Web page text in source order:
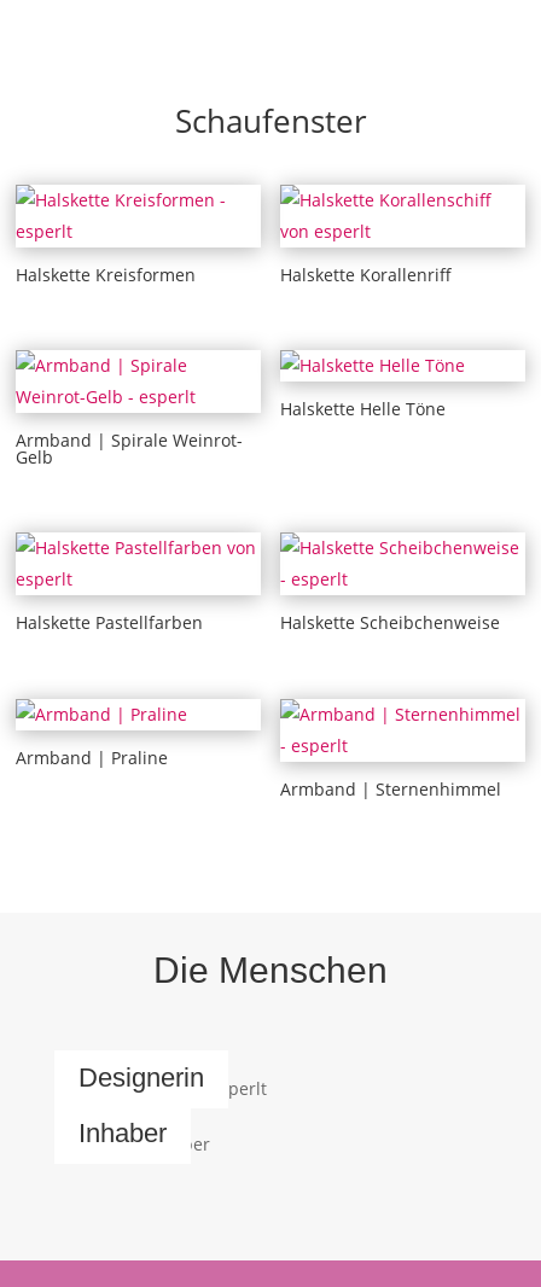
Schaufenster
Halskette Kreisformen Halskette Korallenriff
Armband | Spirale Weinrot-
Gelb
Halskette Helle Töne
Halskette Pastellfarben Halskette Scheibchenweise
Armband | Praline
Armband | Sternenhimmel
Die Menschen
Designerin
Inhaber